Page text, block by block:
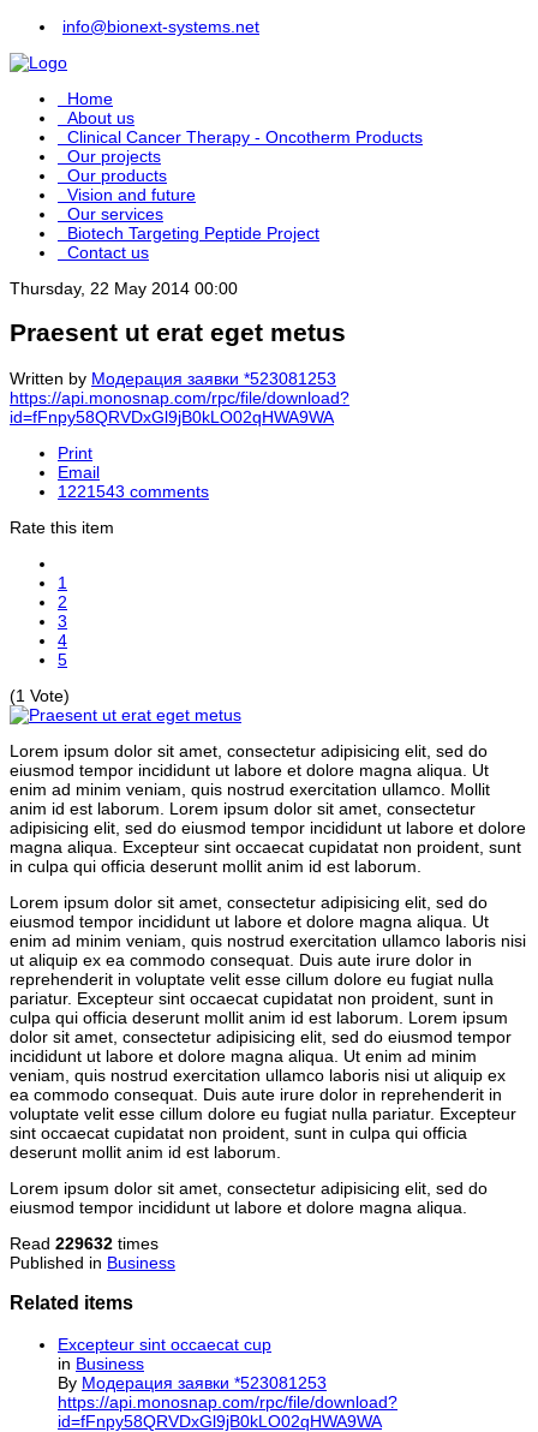
info@bionext-systems.net
Home
About us
Clinical Cancer Therapy - Oncotherm Products
Our projects
Our products
Vision and future
Our services
Biotech Targeting Peptide Project
Contact us
Thursday, 22 May 2014 00:00
Praesent ut erat eget metus
Written by Модерация заявки *523081253
https://api.monosnap.com/rpc/file/download?
id=fFnpy58QRVDxGl9jB0kLO02qHWA9WA
Print
Email
1221543 comments
Rate this item
1
2
3
4
5
(1 Vote)
Lorem ipsum dolor sit amet, consectetur adipisicing elit, sed do
eiusmod tempor incididunt ut labore et dolore magna aliqua. Ut
enim ad minim veniam, quis nostrud exercitation ullamco. Mollit
anim id est laborum. Lorem ipsum dolor sit amet, consectetur
adipisicing elit, sed do eiusmod tempor incididunt ut labore et dolore
magna aliqua. Excepteur sint occaecat cupidatat non proident, sunt
in culpa qui officia deserunt mollit anim id est laborum.
Lorem ipsum dolor sit amet, consectetur adipisicing elit, sed do
eiusmod tempor incididunt ut labore et dolore magna aliqua. Ut
enim ad minim veniam, quis nostrud exercitation ullamco laboris nisi
ut aliquip ex ea commodo consequat. Duis aute irure dolor in
reprehenderit in voluptate velit esse cillum dolore eu fugiat nulla
pariatur. Excepteur sint occaecat cupidatat non proident, sunt in
culpa qui officia deserunt mollit anim id est laborum. Lorem ipsum
dolor sit amet, consectetur adipisicing elit, sed do eiusmod tempor
incididunt ut labore et dolore magna aliqua. Ut enim ad minim
veniam, quis nostrud exercitation ullamco laboris nisi ut aliquip ex
ea commodo consequat. Duis aute irure dolor in reprehenderit in
voluptate velit esse cillum dolore eu fugiat nulla pariatur. Excepteur
sint occaecat cupidatat non proident, sunt in culpa qui officia
deserunt mollit anim id est laborum.
Lorem ipsum dolor sit amet, consectetur adipisicing elit, sed do
eiusmod tempor incididunt ut labore et dolore magna aliqua.
Read 229632 times
Published in Business
Related items
Excepteur sint occaecat cup
in Business
By Модерация заявки *523081253
https://api.monosnap.com/rpc/file/download?
id=fFnpy58QRVDxGl9jB0kLO02qHWA9WA